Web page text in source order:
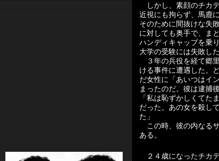
しかし、素顔のチカ
近視にも拘らず、馬鹿
そのために間抜けな失
に対しても奥手で、ま
ハンディキャップを乗
大学の受験には失敗し
３年の兵役を経て郷
ける事件に遭遇した。
だ女性に「あいつはイ
まったのだ。彼は逮捕
「私は恥ずかしくてた
だった。あの女を殺し
た」
この時、彼の内なる
ある。
２４歳になったチカ